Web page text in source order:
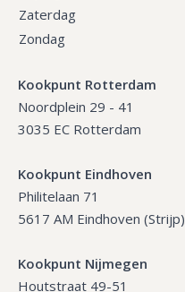
Zaterdag
Zondag
Kookpunt Rotterdam
Noordplein 29 - 41
3035 EC Rotterdam
Kookpunt Eindhoven
Philitelaan 71
5617 AM Eindhoven (Strijp)
Kookpunt Nijmegen
Houtstraat 49-51